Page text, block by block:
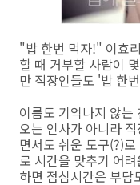
"밥 한번 먹자!" 이효
할 때 거부할 사람이
만 직장인들도 '밥 한
이름도 기억나지 않는
오는 인사가 아니라
면서도 쉬운 도구(?)
로 시간을 맞추기 어
하면 점심시간은 부담